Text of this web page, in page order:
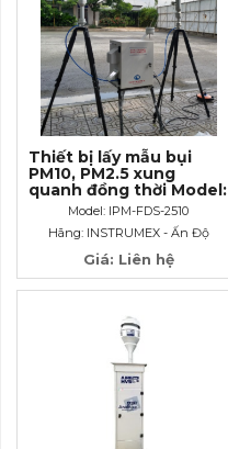
Thiết bị lấy mẫu bụi
PM10, PM2.5 xung
quanh đồng thời Model:
IPM-FDS-2510
Model: IPM-FDS-2510
Hãng: INSTRUMEX - Ấn Độ
Giá: Liên hệ